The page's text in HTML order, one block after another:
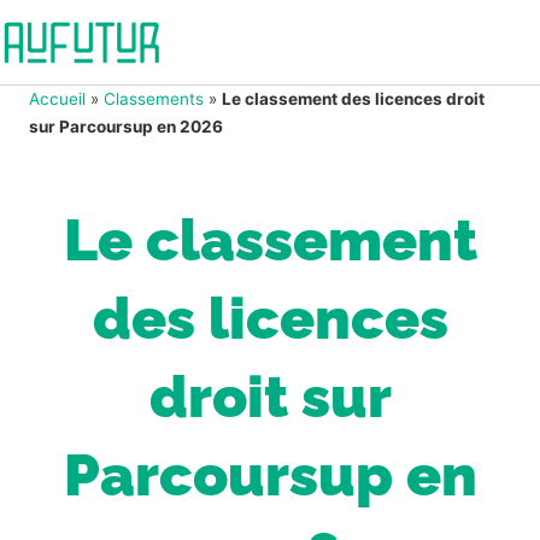
Accueil » Classements » Le classement des licences droit
sur Parcoursup en 2026
Le classement
des licences
droit sur
Parcoursup en